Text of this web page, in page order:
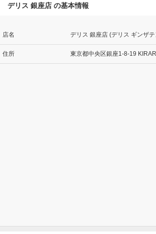
デリス 銀座店 の基本情報
店名 デリス 銀座店 (デリス ギンザ
住所 東京都中央区銀座1-8-19